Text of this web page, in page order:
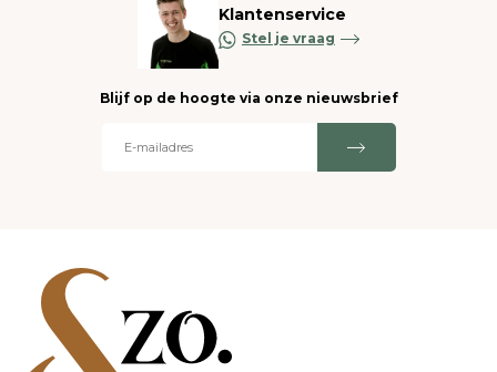
Klantenservice
Stel je vraag
Blijf op de hoogte via onze nieuwsbrief